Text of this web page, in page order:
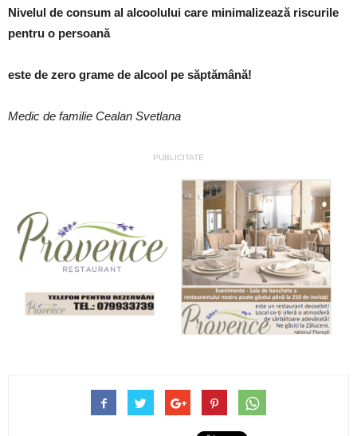
Nivelul de consum al alcoolului care minimalizează riscurile
pentru o persoană
este de zero grame de alcool pe săptămână!
Medic de familie Cealan Svetlana
PUBLICITATE